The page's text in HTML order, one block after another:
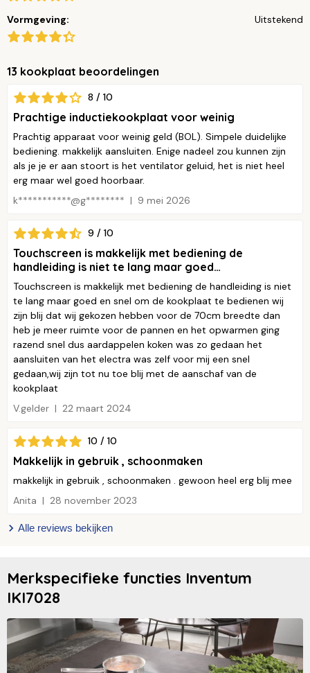
Vormgeving: Uitstekend
13 kookplaat beoordelingen
8 / 10
Prachtige inductiekookplaat voor weinig
Prachtig apparaat voor weinig geld (BOL). Simpele duidelijke
bediening. makkelijk aansluiten. Enige nadeel zou kunnen zijn
als je je er aan stoort is het ventilator geluid, het is niet heel
erg maar wel goed hoorbaar.
k***********@g********
9 mei 2026
9 / 10
Touchscreen is makkelijk met bediening de
handleiding is niet te lang maar goed…
Touchscreen is makkelijk met bediening de handleiding is niet
te lang maar goed en snel om de kookplaat te bedienen wij
zijn blij dat wij gekozen hebben voor de 70cm breedte dan
heb je meer ruimte voor de pannen en het opwarmen ging
razend snel dus aardappelen koken was zo gedaan het
aansluiten van het electra was zelf voor mij een snel
gedaan,wij zijn tot nu toe blij met de aanschaf van de
kookplaat
V.gelder
22 maart 2024
10 / 10
Makkelijk in gebruik , schoonmaken
makkelijk in gebruik , schoonmaken . gewoon heel erg blij mee
Anita
28 november 2023
Alle reviews bekijken
Merkspecifieke functies Inventum
IKI7028